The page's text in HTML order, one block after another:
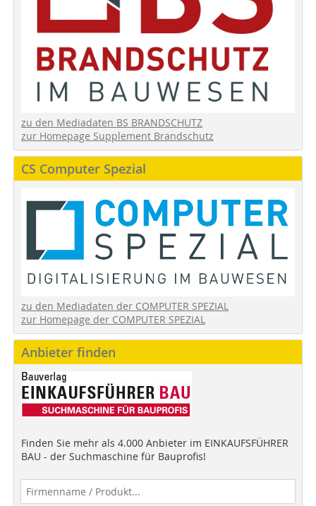
zu den Mediadaten BS BRANDSCHUTZ
zur Homepage Supplement Brandschutz
CS Computer Spezial
zu den Mediadaten der COMPUTER SPEZIAL
zur Homepage der COMPUTER SPEZIAL
Anbieter finden
Finden Sie mehr als 4.000 Anbieter im EINKAUFSFÜHRER
BAU - der Suchmaschine für Bauprofis!